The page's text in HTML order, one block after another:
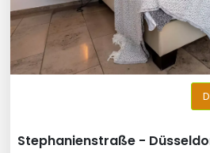
Stephanienstraße -